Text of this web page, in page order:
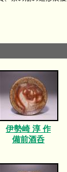
伊勢崎 淳 作
備前酒呑